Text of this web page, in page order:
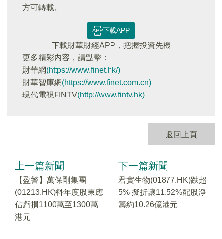
方可轉載。
下載APP
下載財華財經APP，把握投資先機
更多精彩内容，請點擊：
財華網(https://www.finet.hk/)
財華智庫網(https://www.finet.com.cn)
現代電視FINTV(http://www.fintv.hk)
返回上頁
上一篇新聞
【盈警】萬保剛集團
(01213.HK)料年度股東應
佔虧損1100萬至1300萬
港元
下一篇新聞
君實生物(01877.HK)跌超
5% 擬折讓11.52%配股淨
籌約10.26億港元